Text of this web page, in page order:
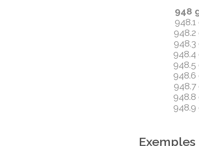
948
948.4
948.5
948.6
948.8
948.9